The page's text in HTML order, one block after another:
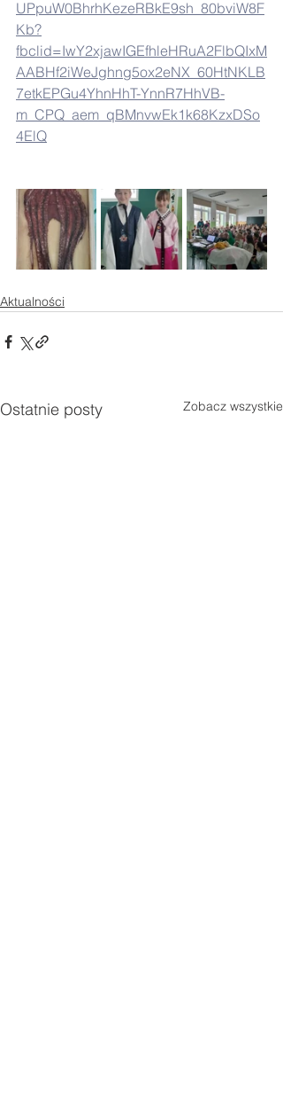
UPpuW0BhrhKezeRBkE9sh_80bviW8F
Kb?
fbclid=IwY2xjawIGEfhleHRuA2FlbQIxM
AABHf2iWeJghng5ox2eNX_60HtNKLB
7etkEPGu4YhnHhT-YnnR7HhVB-
m_CPQ_aem_qBMnvwEk1k68KzxDSo
4ElQ
Aktualności
Ostatnie posty Zobacz wszystkie